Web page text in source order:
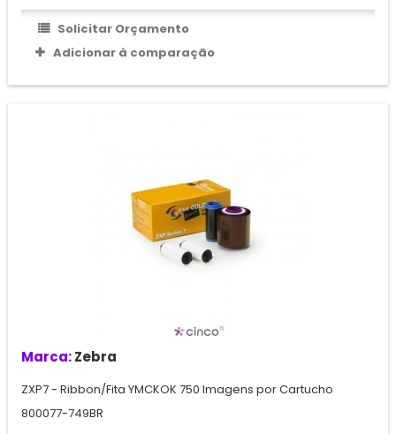
Solicitar Orçamento
Adicionar à comparação
Marca:Zebra
ZXP7 - Ribbon/Fita YMCKOK 750 Imagens por Cartucho
800077-749BR